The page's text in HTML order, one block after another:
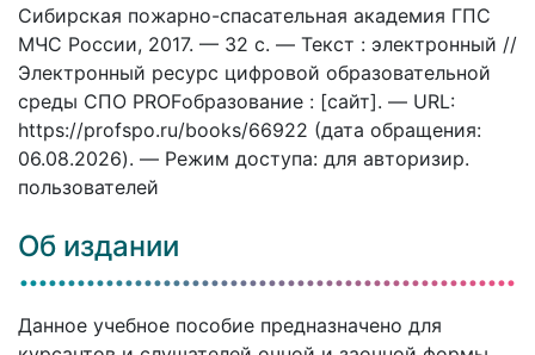
Сибирская пожарно-спасательная академия ГПС
МЧС России, 2017. — 32 c. — Текст : электронный //
Электронный ресурс цифровой образовательной
среды СПО PROFобразование : [сайт]. — URL:
https://profspo.ru/books/66922 (дата обращения:
06.08.2026). — Режим доступа: для авторизир.
пользователей
Об издании
Данное учебное пособие предназначено для